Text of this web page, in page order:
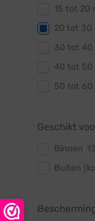
15 tot 20
20 tot 30
30 tot 40
40 tot 50
50 tot 60
Geschikt
Binnen
Buiten